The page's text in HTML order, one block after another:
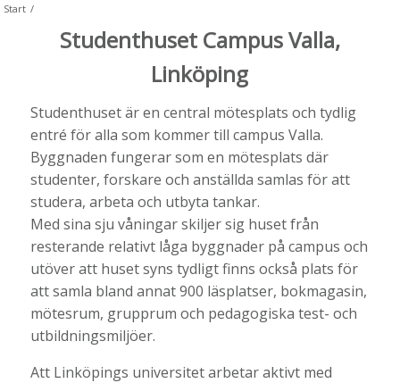
Start /
Studenthuset Campus Valla,
Linköping
Studenthuset är en central mötesplats och tydlig
entré för alla som kommer till campus Valla.
Byggnaden fungerar som en mötesplats där
studenter, forskare och anställda samlas för att
studera, arbeta och utbyta tankar.
Med sina sju våningar skiljer sig huset från
resterande relativt låga byggnader på campus och
utöver att huset syns tydligt finns också plats för
att samla bland annat 900 läsplatser, bokmagasin,
mötesrum, grupprum och pedagogiska test- och
utbildningsmiljöer.
Att Linköpings universitet arbetar aktivt med